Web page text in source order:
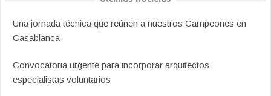
Una jornada técnica que reúnen a nuestros Campeones en
Casablanca
Convocatoria urgente para incorporar arquitectos
especialistas voluntarios